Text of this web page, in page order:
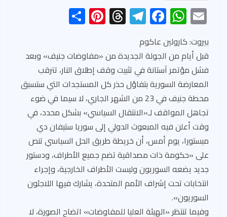
E
m
ail
W
h
at
s
A
p
p
F
ac
e
b
o
ok
Te
le
gr
a
m
T
hr
ea
ds
Pi
nt
er
es
t
ar
e
بيروت: كارولين عاكوم
قبل أيام من الجولة الجديدة من «مفاوضات جنيف» وبعد
فشل مؤتمر آستانة في تثبيت وقف إطلاق النار، تترقب
المعارضة السورية بتفاؤل حذر كل المستجدات التي ستسبق
محطة جنيف في 23 من الشهر الجاري، لا سيما في ضوء
تجاهل المواقف لـ«الانتقال السياسي» بشكل محدد، في
وقت أعلن فيه المبعوث الدولي إلى سوريا ستيفان دي
ميستورا، يوم أمس، أن خريطة طريق الحل السياسي تنص
على «حكومة ذات مصداقية تضم جميع الأطراف، ودستور
جديد يضعه السوريون وليست الأطراف الخارجية، وإجراء
انتخابات تحت إشراف الأمم المتحدة، يشارك فيها اللاجئون
السوريون».
وفيما تنتظر «الهيئة العليا للمفاوضات» اتضاح الصورة، لا